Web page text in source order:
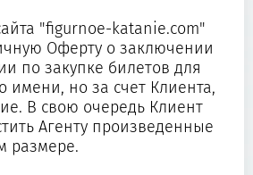
"figurnoe-katanie.com"
Оферту о заключении
по закупке билетов для
имени, но за счет Клиента,
В свою очередь Клиент
Агенту произведенные
размере.